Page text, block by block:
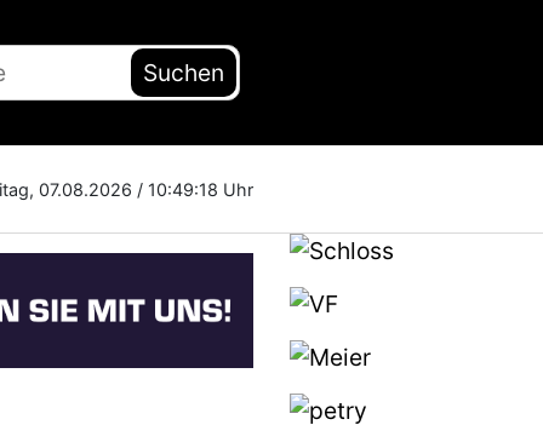
Suchen
07.08.2026 / 10:49:19 Uhr